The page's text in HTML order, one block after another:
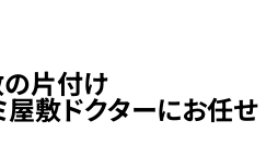
片付け
敷ドクターにお任せ